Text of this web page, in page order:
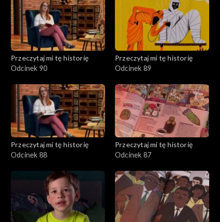
Przeczytaj mi tę historię
Odcinek 90
Przeczytaj mi tę historię
Odcinek 89
Przeczytaj mi tę historię
Odcinek 88
Przeczytaj mi tę historię
Odcinek 87